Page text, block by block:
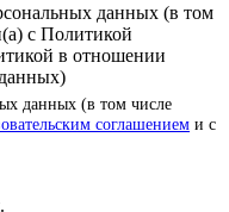
данных (в том
с Политикой
в отношении
данных (в том числе
соглашением и с